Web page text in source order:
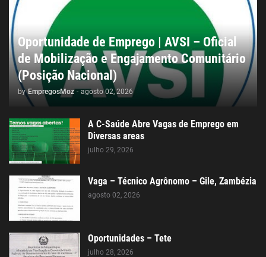
Oportunidade de Emprego | AVSI – Oficial
de Mobilização e Engajamento Comunitário
(Posição Nacional)
by EmpregosMoz - agosto 02, 2026
A C-Saúde Abre Vagas de Emprego em
Diversas areas
julho 29, 2026
Vaga – Técnico Agrônomo – Gile, Zambézia
agosto 02, 2026
Oportunidades – Tete
julho 28, 2026